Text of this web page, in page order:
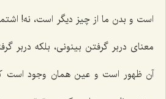
است و بدن ما از چیز دیگر است، نه!
معنای دربر گرفتن بینونی، بلکه
آن ظهور است و عین همان وجود است